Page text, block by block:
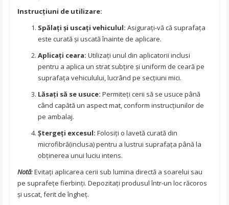
Instrucțiuni de utilizare:
Spălați și uscați vehiculul: Asigurați-vă că suprafața
este curată și uscată înainte de aplicare.
Aplicați ceara: Utilizați unul din aplicatorii inclusi
pentru a aplica un strat subțire și uniform de ceară pe
suprafața vehiculului, lucrând pe secțiuni mici.
Lăsați să se usuce: Permiteți cerii să se usuce până
când capătă un aspect mat, conform instrucțiunilor de
pe ambalaj.
Ștergeți excesul: Folosiți o lavetă curată din
microfibră(inclusa) pentru a lustrui suprafața până la
obținerea unui luciu intens.
Notă:Evitați aplicarea cerii sub lumina directă a soarelui sau
pe suprafețe fierbinți. Depozitați produsul într-un loc răcoros
și uscat, ferit de îngheț.